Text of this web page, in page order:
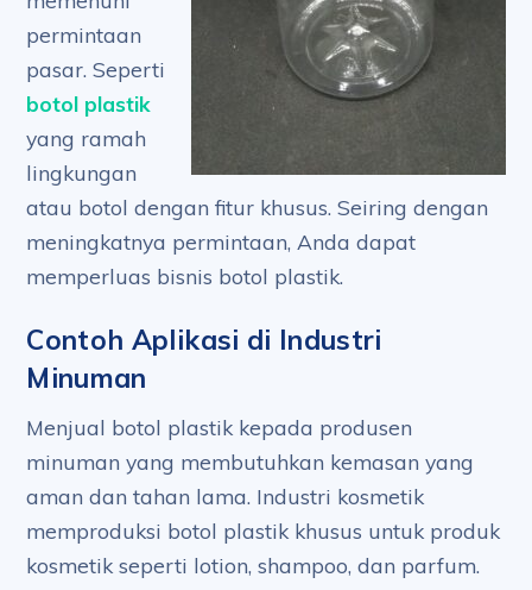
permintaan
pasar. Seperti
botol plastik
yang ramah
lingkungan
atau botol dengan fitur khusus. Seiring dengan
meningkatnya permintaan, Anda dapat
memperluas bisnis botol plastik.
Contoh Aplikasi di Industri
Minuman
Menjual botol plastik kepada produsen
minuman yang membutuhkan kemasan yang
aman dan tahan lama. Industri kosmetik
memproduksi botol plastik khusus untuk produk
kosmetik seperti lotion, shampoo, dan parfum.